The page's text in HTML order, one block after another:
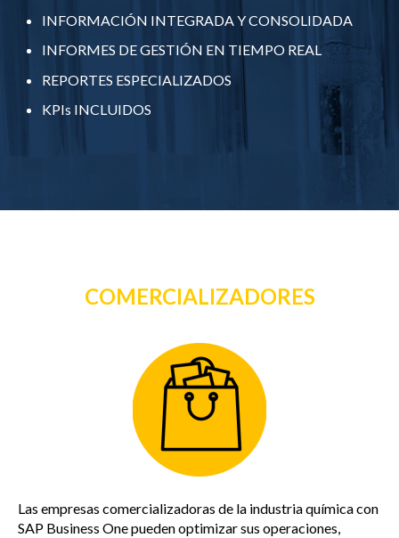
INFORMACIÓN INTEGRADA Y CONSOLIDADA
INFORMES DE GESTIÓN EN TIEMPO REAL
REPORTES ESPECIALIZADOS
KPIs INCLUIDOS
COMERCIALIZADORES
Las empresas comercializadoras de la industria química con
SAP Business One pueden optimizar sus operaciones,